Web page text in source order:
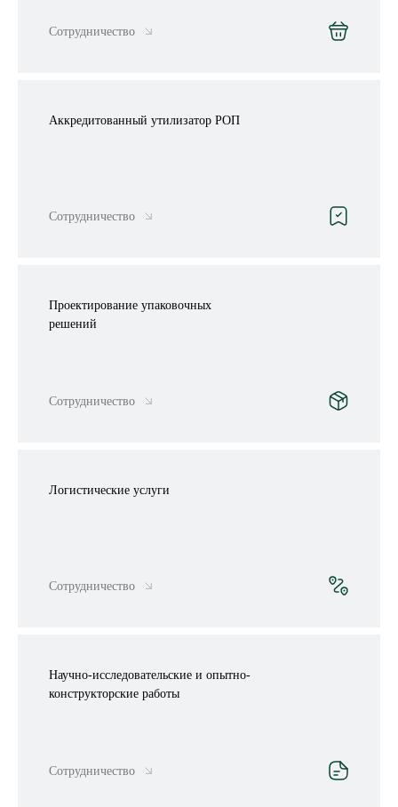
Сотрудничество
Аккредитованный утилизатор РОП
Сотрудничество
Проектирование упаковочных
решений
Сотрудничество
Логистические услуги
Сотрудничество
Научно-исследовательские и опытно-
конструкторские работы
Сотрудничество